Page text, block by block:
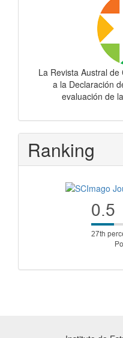
La Revista Austral
a la Declaración
evaluación de
Ranking